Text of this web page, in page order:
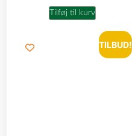
Tilføj til kurv
TILBUD!